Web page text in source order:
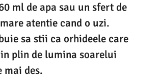
ml de apa sau un sfert de
atentie cand o uzi.
sa stii ca orhideele care
plin de lumina soarelui
mai des.